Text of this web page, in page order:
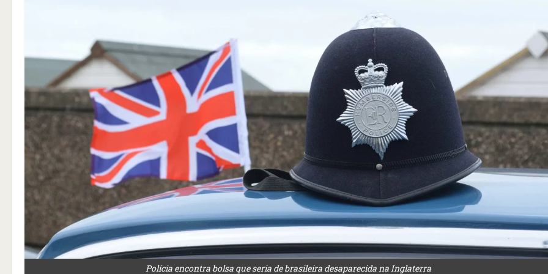
Polícia encontra bolsa que seria de brasileira desaparecida na Inglaterra